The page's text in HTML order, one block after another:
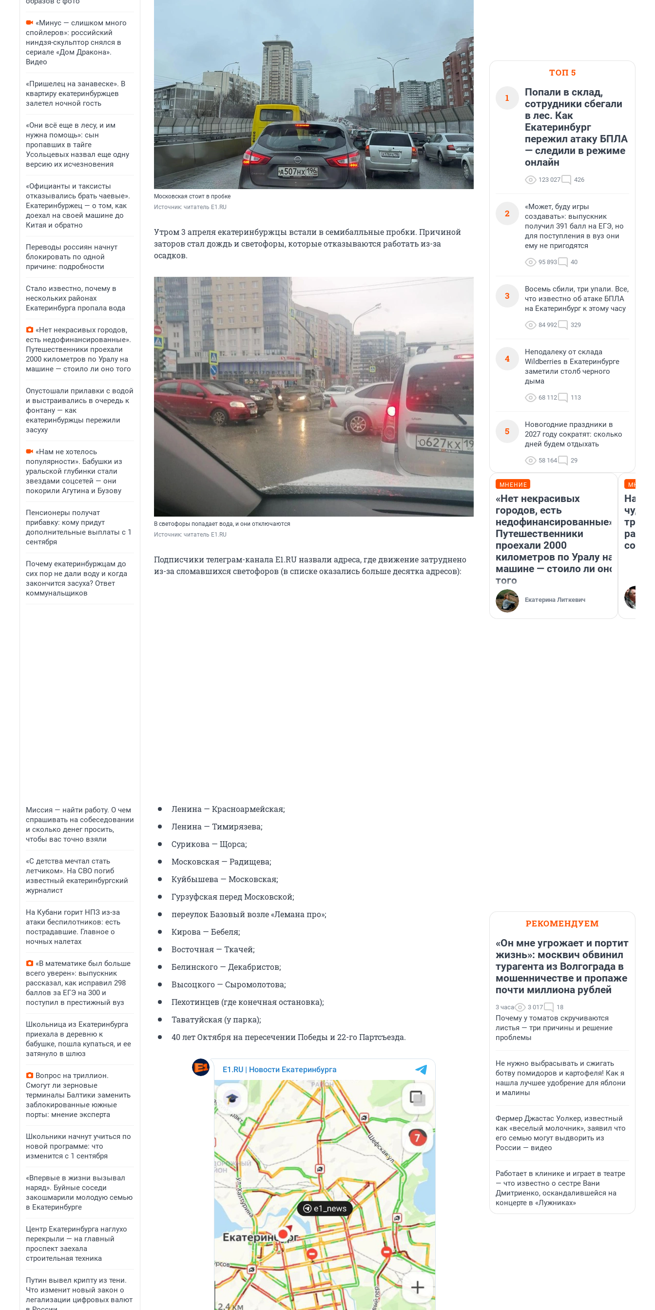
«Минус — слишком много
спойлеров»: российский
ниндзя-скульптор снялся в
сериале «Дом Дракона».
Видео
«Пришелец на занавеске». В
квартиру екатеринбуржцев
залетел ночной гость
«Они всё еще в лесу, и им
нужна помощь»: сын
пропавших в тайге
Усольцевых назвал еще одну
версию их исчезновения
«Официанты и таксисты
отказывались брать чаевые».
Екатеринбуржец — о том, как
доехал на своей машине до
Китая и обратно
Переводы россиян начнут
блокировать по одной
причине: подробности
Стало известно, почему в
нескольких районах
Екатеринбурга пропала вода
«Нет некрасивых городов,
есть недофинансированные».
Путешественники проехали
2000 километров по Уралу на
машине — стоило ли оно того
Опустошали прилавки с водой
и выстраивались в очередь к
фонтану — как
екатеринбуржцы пережили
засуху
«Нам не хотелось
популярности». Бабушки из
уральской глубинки стали
звездами соцсетей — они
покорили Агутина и Бузову
Пенсионеры получат
прибавку: кому придут
дополнительные выплаты с 1
сентября
Почему екатеринбуржцам до
сих пор не дали воду и когда
закончится засуха? Ответ
коммунальщиков
Миссия — найти работу. О чем
спрашивать на собеседовании
и сколько денег просить,
чтобы вас точно взяли
«С детства мечтал стать
летчиком». На СВО погиб
известный екатеринбургский
журналист
На Кубани горит НПЗ из-за
атаки беспилотников: есть
пострадавшие. Главное о
ночных налетах
«В математике был больше
всего уверен»: выпускник
рассказал, как исправил 298
баллов за ЕГЭ на 300 и
поступил в престижный вуз
Школьница из Екатеринбурга
приехала в деревню к
бабушке, пошла купаться, и ее
затянуло в шлюз
Вопрос на триллион.
Смогут ли зерновые
терминалы Балтики заменить
заблокированные южные
порты: мнение эксперта
Школьники начнут учиться по
новой программе: что
изменится с 1 сентября
«Впервые в жизни вызывал
наряд». Буйные соседи
закошмарили молодую семью
в Екатеринбурге
Центр Екатеринбурга наглухо
перекрыли — на главный
проспект заехала
строительная техника
Путин вывел крипту из тени.
Что изменит новый закон о
легализации цифровых валют
Московская стоит в пробке
Источник: читатель E1.RU
Утром 3 апреля екатеринбуржцы встали в семибалльные пробки. Причиной
заторов стал дождь и светофоры, которые отказываются работать из-за
осадков.
В светофоры попадает вода, и они отключаются
Источник: читатель E1.RU
Подписчики телеграм-канала E1.RU назвали адреса, где движение затруднено
из-за сломавшихся светофоров (в списке оказались больше десятка адресов):
Ленина — Красноармейская;
Ленина — Тимирязева;
Сурикова — Щорса;
Московская — Радищева;
Куйбышева — Московская;
Гурзуфская перед Московской;
переулок Базовый возле «Лемана про»;
Кирова — Бебеля;
Восточная — Ткачей;
Белинского — Декабристов;
Высоцкого — Сыромолотова;
Пехотинцев (где конечная остановка);
Таватуйская (у парка);
40 лет Октября на пересечении Победы и 22-го Партсъезда.
ТОП 5
1
Попали в склад,
сотрудники сбегали
в лес. Как
Екатеринбург
пережил атаку БПЛА
— следили в режиме
онлайн
123 027 426
2
«Может, буду игры
создавать»: выпускник
получил 391 балл на ЕГЭ, но
для поступления в вуз они
ему не пригодятся
95 893 40
3
Восемь сбили, три упали. Все,
что известно об атаке БПЛА
на Екатеринбург к этому часу
84 992 329
4
Неподалеку от склада
Wildberries в Екатеринбурге
заметили столб черного
дыма
68 112 113
5
Новогодние праздники в
2027 году сократят: сколько
дней будем отдыхать
58 164 29
МНЕНИЕ
«Нет некрасивых
городов, есть
недофинансированные».
Путешественники
проехали 2000
километров по Уралу на
машине — стоило ли оно
того
Екатерина Литкевич
РЕКОМЕНДУЕМ
«Он мне угрожает и портит
жизнь»: москвич обвинил
турагента из Волгограда в
мошенничестве и пропаже
почти миллиона рублей
3 часа 3 017 18
Почему у томатов скручиваются
листья — три причины и решение
проблемы
Не нужно выбрасывать и сжигать
ботву помидоров и картофеля! Как я
нашла лучшее удобрение для яблони
и малины
Фермер Джастас Уолкер, известный
как «веселый молочник», заявил что
его семью могут выдворить из
России — видео
Работает в клинике и играет в театре
— что известно о сестре Вани
Дмитриенко, оскандалившейся на
концерте в «Лужниках»